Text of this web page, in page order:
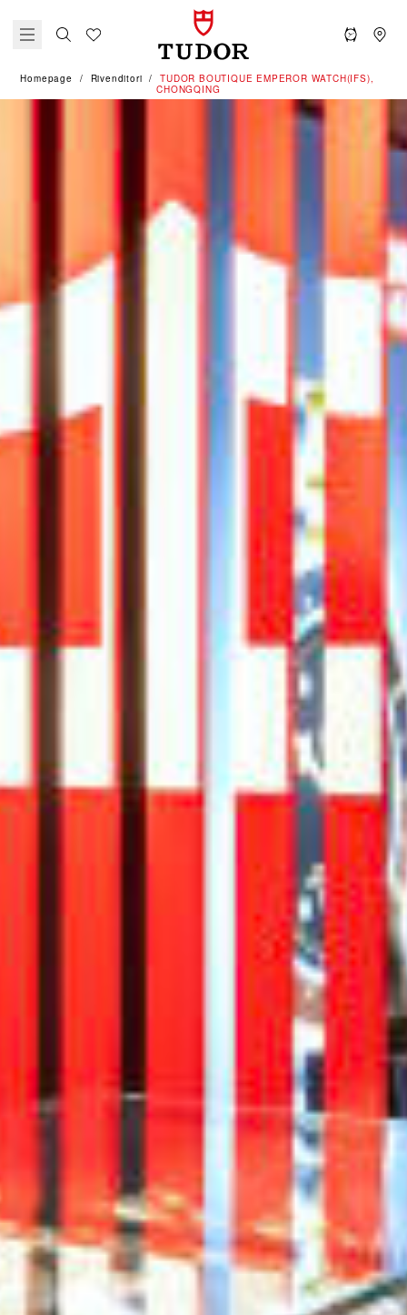
Homepage Rivenditori
‭TUDOR BOUTIQUE EMPEROR WATCH(IFS),
CHONGQING‬